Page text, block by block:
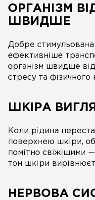
ОРГАНІЗМ
ШВИДШЕ
Добре
ефективніше
організм швидше
стресу та фізичного
ШКІРА
Коли рідина
поверхнею шкіри,
помітно свіжішими
тон шкіри
НЕРВОВА